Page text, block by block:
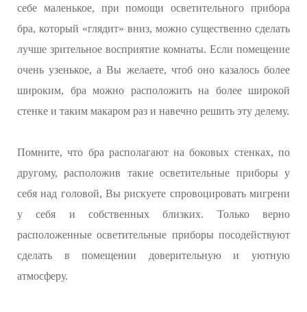
себе маленькое, при помощи осветительного прибора
бра, который «глядит» вниз, можно существенно сделать
лучше зрительное восприятие комнаты. Если помещение
очень узенькое, а Вы желаете, чтоб оно казалось более
широким, бра можно расположить на более широкой
стенке и таким макаром раз и навечно решить эту делему.
Помните, что бра располагают на боковых стенках, по
другому, расположив такие осветительные приборы у
себя над головой, Вы рискуете спровоцировать мигрени
у себя и собственных близких. Только верно
расположенные осветительные приборы посодействуют
сделать в помещении доверительную и уютную
атмосферу.